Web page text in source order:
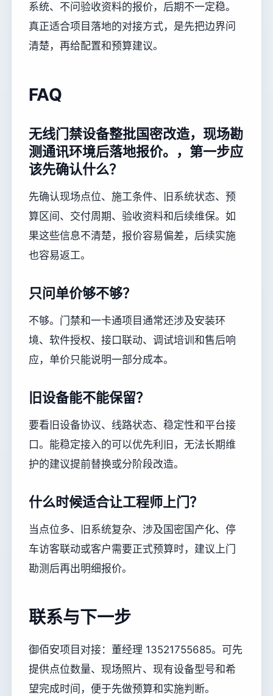
系统、不问验收资料的报价，后期不一定稳。
真正适合项目落地的对接方式，是先把边界问
清楚，再给配置和预算建议。
FAQ
无线门禁设备整批国密改造，现场勘
测通讯环境后落地报价。，第一步应
该先确认什么？
先确认现场点位、施工条件、旧系统状态、预
算区间、交付周期、验收资料和后续维保。如
果这些信息不清楚，报价容易偏差，后续实施
也容易返工。
只问单价够不够？
不够。门禁和一卡通项目通常还涉及安装环
境、软件授权、接口联动、调试培训和售后响
应，单价只能说明一部分成本。
旧设备能不能保留？
要看旧设备协议、线路状态、稳定性和平台接
口。能稳定接入的可以优先利旧，无法长期维
护的建议提前替换或分阶段改造。
什么时候适合让工程师上门？
当点位多、旧系统复杂、涉及国密国产化、停
车访客联动或客户需要正式预算时，建议上门
勘测后再出明细报价。
联系与下一步
御佰安项目对接：董经理 13521755685。可先
提供点位数量、现场照片、现有设备型号和希
望完成时间，便于先做预算和实施判断。